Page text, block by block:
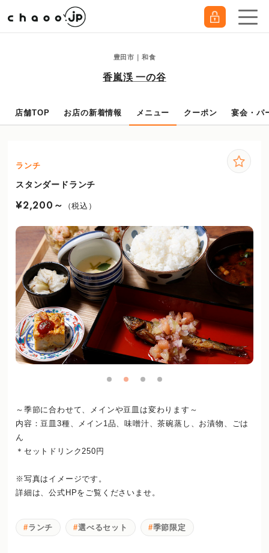
豊田市｜和食
香嵐渓 一の谷
店舗TOP お店の新着情報 メニュー クーポン 宴会・パ
ランチ
スタンダードランチ
¥2,200～ （税込）
～季節に合わせて、メインや豆皿は変わります～
内容：豆皿3種、メイン1品、味噌汁、茶碗蒸し、お漬物、ごは
ん
＊セットドリンク250円
※写真はイメージです。
詳細は、公式HPをご覧くださいませ。
ランチ 選べるセット 季節限定